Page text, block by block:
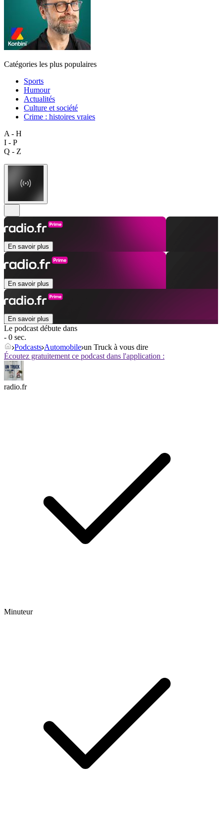
Catégories les plus populaires
Sports
Humour
Actualités
Culture et société
Crime : histoires vraies
A - H
I - P
Q - Z
En savoir plus
En savoir plus
En savoir plus
Le podcast débute dans
- 0 sec.
Podcasts Automobile un Truck à vous dire
Écoutez gratuitement ce podcast dans l'application :
radio.fr
Minuteur